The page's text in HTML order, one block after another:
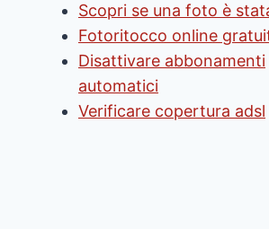
Scopri se una foto è
Fotoritocco online
Disattivare abbonamenti
automatici
Verificare copertura adsl